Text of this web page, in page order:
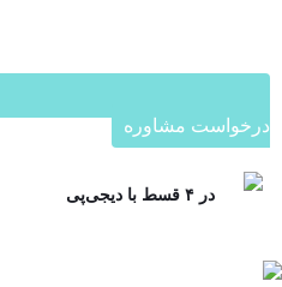
درخواست مشاوره
در ۴ قسط با دیجی‌پی